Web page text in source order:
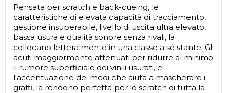
Pensata per scratch e back-cueing, le
caratteristiche di elevata capacità di tracciamento,
gestione insuperabile, livello di uscita ultra elevato,
bassa usura e qualità sonore senza rivali, la
collocano letteralmente in una classe a sé stante. Gli
acuti maggiormente attenuati per ridurre al minimo
il rumore superficiale dei vinili usurati, e
l'accentuazione dei medi che aiuta a mascherare i
graffi, la rendono perfetta per lo scratch di tutta la